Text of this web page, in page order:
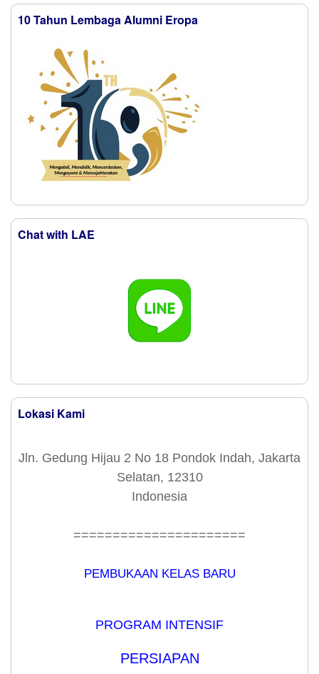
10 Tahun Lembaga Alumni Eropa
Chat with LAE
Lokasi Kami
Jln. Gedung Hijau 2 No 18 Pondok Indah, Jakarta
Selatan, 12310
Indonesia
======================
PEMBUKAAN KELAS BARU
PROGRAM INTENSIF
PERSIAPAN